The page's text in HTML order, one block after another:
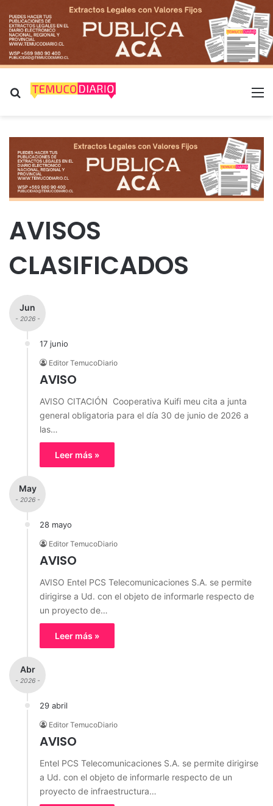
Buscar por
AVISOS
CLASIFICADOS
Jun
- 2026 -
17 junio
Editor TemucoDiario
AVISO
AVISO CITACIÓN Cooperativa Kuifi meu cita a junta
general obligatoria para el día 30 de junio de 2026 a
las…
Leer más »
May
- 2026 -
28 mayo
Editor TemucoDiario
AVISO
AVISO Entel PCS Telecomunicaciones S.A. se permite
dirigirse a Ud. con el objeto de informarle respecto de
un proyecto de…
Leer más »
Abr
- 2026 -
29 abril
Editor TemucoDiario
AVISO
Entel PCS Telecomunicaciones S.A. se permite dirigirse
a Ud. con el objeto de informarle respecto de un
proyecto de infraestructura…